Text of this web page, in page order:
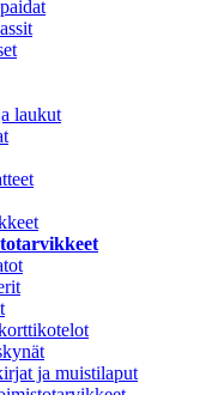
laukut
ja muistilaput